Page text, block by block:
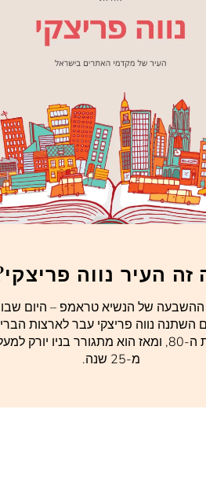
זה העיר נווה
ההשבעה של הנשיא טראמפ – היום שבו
השתנה נווה פריצקי עבר לארצות
בשנות ה-80, ומאז הוא מתגורר בניו יורק
מ-25 שנה.